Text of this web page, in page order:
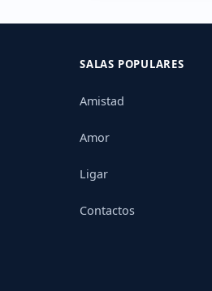
SALAS POPULARES
Amistad
Amor
Ligar
Contactos